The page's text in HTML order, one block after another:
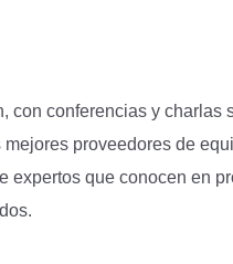
con conferencias y charlas
proveedores de
expertos que conocen en